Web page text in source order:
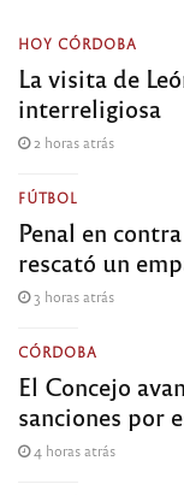
HOY CÓRDOBA
La visita de
interreligiosa
2 horas atrás
FÚTBOL
Penal en
rescató un
3 horas atrás
CÓRDOBA
El Concejo
sanciones por
4 horas atrás